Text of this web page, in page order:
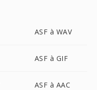
ASF à WAV
ASF à GIF
ASF à AAC